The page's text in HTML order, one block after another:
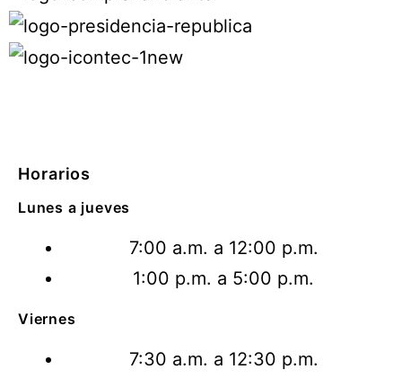
Horarios
Lunes a jueves
7:00 a.m. a 12:00 p.m.
1:00 p.m. a 5:00 p.m.
Viernes
7:30 a.m. a 12:30 p.m.